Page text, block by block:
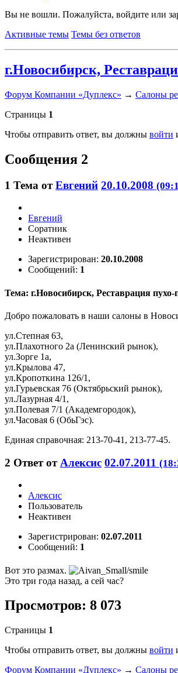
Вы не вошли. Пожалуйста, войдите или
Активные темы Темы без ответов
г.Новосибирск,
Форум Компании «Дуплекс» → Салоны
Страницы 1
Чтобы отправить ответ, вы должны войти
Сообщения 2
1 Тема отЕвгений 20.10.2008
Евгений
Соратник
Неактивен
Зарегистрирован: 20.10.2008
Сообщений: 1
Тема: г.Новосибирск, Реставрация
Добро пожаловать в наши салоны в
ул.Степная 63,
ул.Плахотного 2а (Ленинский рынок),
ул.Зорге 1а,
ул.Крылова 47,
ул.Кропоткина 126/1,
ул.Гурьевская 76 (Октябрьский рынок),
ул.Лазурная 4/1,
ул.Полевая 7/1 (Академгородок),
ул.Часовая 6 (ОбьГэс).
Единая справочная: 213-70-41, 213-77-45.
2 Ответ от Алексис 02.07.2011
Алексис
Пользователь
Неактивен
Зарегистрирован: 02.07.2011
Сообщений: 1
Вот это размах.
Это три года назад, а сей час?
Просмотров: 8 073
Страницы 1
Чтобы отправить ответ, вы должны войти
Форум Компании «Дуплекс» → Салоны